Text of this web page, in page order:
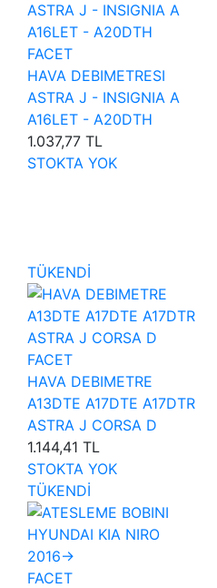
FACET
HAVA DEBIMETRESI
ASTRA J - INSIGNIA A
A16LET - A20DTH
1.037,77 TL
STOKTA YOK
TÜKENDİ
FACET
HAVA DEBIMETRE
A13DTE A17DTE A17DTR
ASTRA J CORSA D
1.144,41 TL
STOKTA YOK
TÜKENDİ
FACET